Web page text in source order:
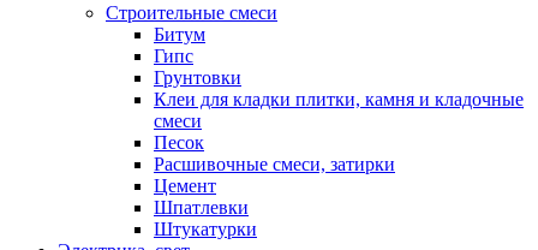
Строительные смеси
Битум
Гипс
Грунтовки
Клеи для кладки плитки, камня и кладочные
смеси
Песок
Расшивочные смеси, затирки
Цемент
Шпатлевки
Штукатурки